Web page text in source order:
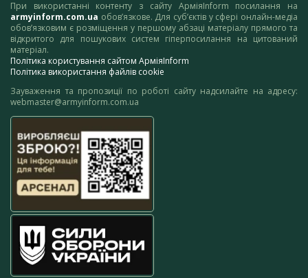
При використанні контенту з сайту АрміяInform посилання на
armyinform.com.ua обов’язкове. Для суб’єктів у сфері онлайн-медіа
обов’язковим є розміщення у першому абзаці матеріалу прямого та
відкритого для пошукових систем гіперпосилання на цитований
матеріал.
Політика користування сайтом АрміяInform
Політика використання файлів cookie
Зауваження та пропозиції по роботі сайту надсилайте на адресу:
webmaster@armyinform.com.ua